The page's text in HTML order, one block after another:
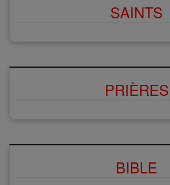
SAINTS
PRIÈRES
BIBLE